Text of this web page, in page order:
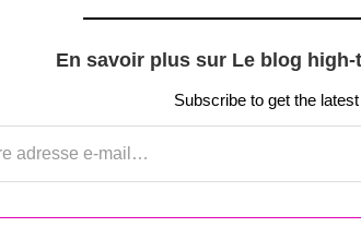
En savoir plus sur Le blog
Subscribe to get the